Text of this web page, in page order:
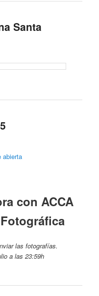
Santa
con ACCA
las fotografías.
a las 23:59h